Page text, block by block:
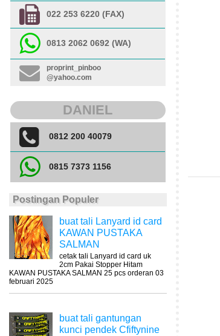
022 253 6220 (FAX)
0813 2062 0692 (WA)
proprint_pinboo
@yahoo.com
DANIEL
0812 200 40079
0815 7373 1156
Postingan Populer
buat tali Lanyard id card
KAWAN PUSTAKA
SALMAN
cetak tali Lanyard id card uk
2cm Pakai Stopper Hitam
KAWAN PUSTAKA SALMAN 25 pcs orderan 03
februari 2025
buat tali gantungan
kunci pendek Cfiftynine